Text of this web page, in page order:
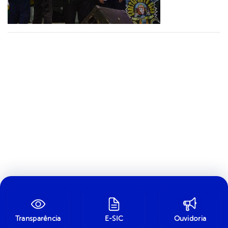
Transparência E-SIC Ouvidoria